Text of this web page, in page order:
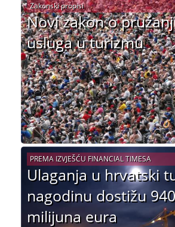
Novi zakon o
usluga u turizmu
Zakonski propisi
Ulaganja u hrvatski
nagodinu dostižu 940
milijuna eura
PREMA IZVJEŠĆU FINANCIAL TIMESA